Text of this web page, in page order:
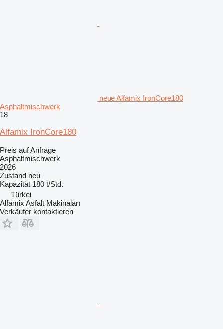
neue Alfamix IronCore180
Asphaltmischwerk
18
Alfamix IronCore180
Preis auf Anfrage
Asphaltmischwerk
2026
Zustand neu
Kapazität 180 t/Std.
Türkei
Alfamix Asfalt Makinaları
Verkäufer kontaktieren